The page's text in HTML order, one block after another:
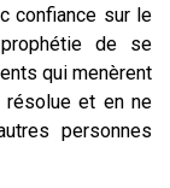
confiance sur le
de se
qui menèrent
résolue et en ne
personnes